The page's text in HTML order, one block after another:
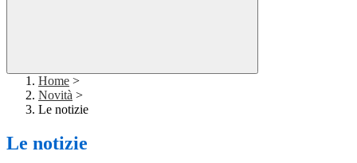
Home >
Novità >
Le notizie
Le notizie